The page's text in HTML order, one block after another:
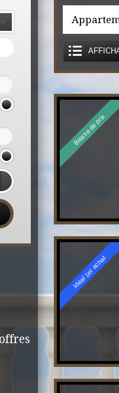
Baisse de prix
Idéal 1er achat